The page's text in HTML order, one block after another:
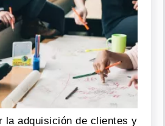
la adquisición de clientes y